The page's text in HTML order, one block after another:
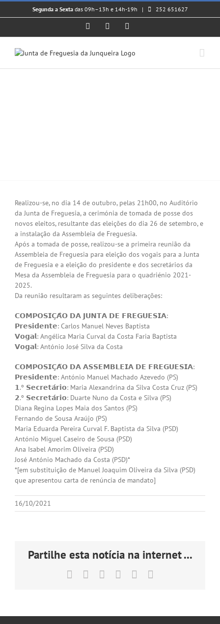
Skip
Segunda a Sextadas 09h–13h e 14h-19h | 252 651627
FacebookInstagram
Realizou-se, no dia 14 de outubro, pelas 21h00, no Auditório
da Junta de Freguesia, a cerimónia de tomada de posse dos
novos eleitos, resultante das eleições do dia 26 de setembro, e
a instalação da Assembleia de Freguesia.
Após a tomada de posse, realizou-se a primeira reunião da
Assembleia de Freguesia para eleição dos vogais para a Junta
de Freguesia e a eleição do presidente e dos secretários da
Mesa da Assembleia de Freguesia para o quadriénio 2021-
2025.
Da reunião resultaram as seguintes deliberações:
𝗖𝗢𝗠𝗣𝗢𝗦𝗜𝗖̧𝗔̂𝗢 𝗗𝗔 𝗝𝗨𝗡𝗧𝗔 𝗗𝗘 𝗙𝗥𝗘𝗚𝗨𝗘𝗦𝗜𝗔:
𝗣𝗿𝗲𝘀𝗶𝗱𝗲𝗻𝘁𝗲: Carlos Manuel Neves Baptista
𝗩𝗼𝗴𝗮𝗹: Angélica Maria Curval da Costa Faria Baptista
𝗩𝗼𝗴𝗮𝗹: António José Silva da Costa
𝗖𝗢𝗠𝗣𝗢𝗦𝗜𝗖̧𝗔̃𝗢 𝗗𝗔 𝗔𝗦𝗦𝗘𝗠𝗕𝗟𝗘𝗜𝗔 𝗗𝗘 𝗙𝗥𝗘𝗚𝗨𝗘𝗦𝗜𝗔:
𝗣𝗿𝗲𝘀𝗶𝗱𝗲𝗻𝘁𝗲: António Manuel Machado Azevedo (PS)
𝟭.º 𝗦𝗲𝗰𝗿𝗲𝘁𝗮́𝗿𝗶𝗼: Maria Alexandrina da Silva Costa Cruz (PS)
𝟮.º 𝗦𝗲𝗰𝗿𝗲𝘁𝗮́𝗿𝗶𝗼: Duarte Nuno da Costa e Silva (PS)
Diana Regina Lopes Maia dos Santos (PS)
Fernando de Sousa Araújo (PS)
Maria Eduarda Pereira Curval F. Baptista da Silva (PSD)
António Miguel Caseiro de Sousa (PSD)
Ana Isabel Amorim Oliveira (PSD)
José António Machado da Costa (PSD)*
*[em substituição de Manuel Joaquim Oliveira da Silva (PSD)
que apresentou carta de renúncia de mandato]
16/10/2021
Partilhe esta notícia na internet ...
Facebook LinkedInTumblrPinterest
publicado)